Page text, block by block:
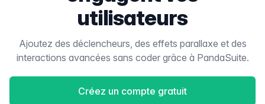
utilisateurs
Ajoutez des déclencheurs, des effets parallaxe et des
interactions avancées sans coder grâce à PandaSuite.
Créez un compte gratuit